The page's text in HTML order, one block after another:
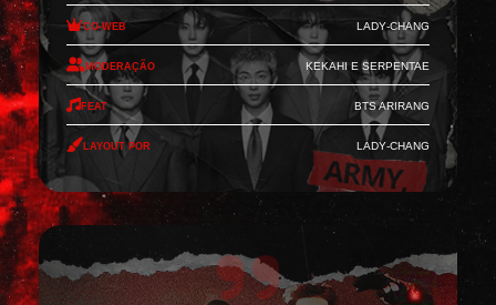
Co-Web Lady-Chang
Moderação Kekahi e Serpentae
Feat BTS Arirang
Layout por Lady-Chang